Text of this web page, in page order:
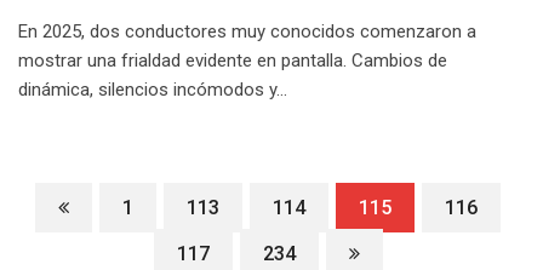
En 2025, dos conductores muy conocidos comenzaron a
mostrar una frialdad evidente en pantalla. Cambios de
dinámica, silencios incómodos y…
1 113 114 115
116
117
234